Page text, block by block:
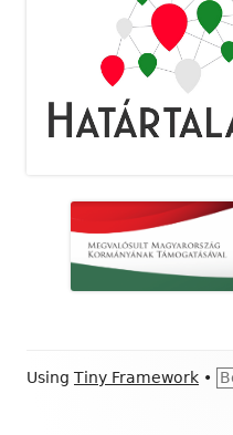
Footer
Using Tiny Framework •